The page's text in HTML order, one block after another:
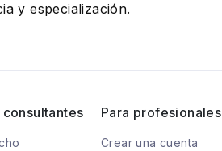
y especialización.
consultantes Para profesionales
Crear una cuenta